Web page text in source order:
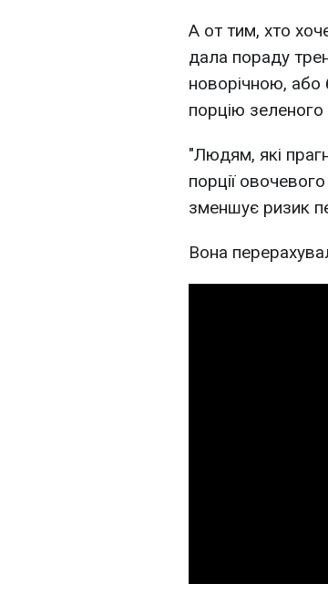
А от тим, хто
дала пораду
новорічною,
порцію зеленого
"Людям, які
порції
зменшує ризик
Вона